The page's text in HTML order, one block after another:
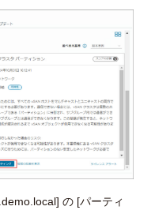
の [パーティ